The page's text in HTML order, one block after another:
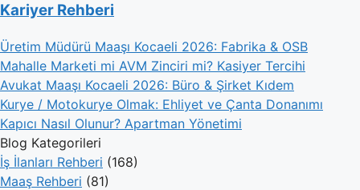
Kariyer Rehberi
Üretim Müdürü Maaşı Kocaeli 2026: Fabrika & OSB
Mahalle Marketi mi AVM Zinciri mi? Kasiyer Tercihi
Avukat Maaşı Kocaeli 2026: Büro & Şirket Kıdem
Kurye / Motokurye Olmak: Ehliyet ve Çanta Donanımı
Kapıcı Nasıl Olunur? Apartman Yönetimi
Blog Kategorileri
İş İlanları Rehberi (168)
Maaş Rehberi (81)